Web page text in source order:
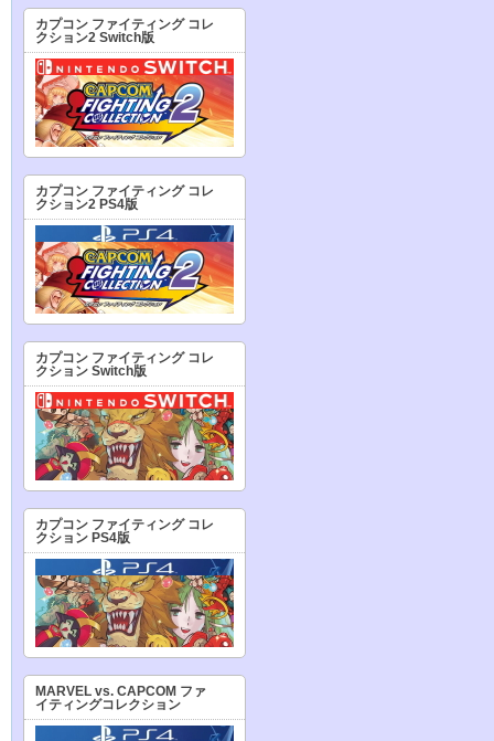
カプコン ファイティング コレ
クション2 Switch版
カプコン ファイティング コレ
クション2 PS4版
カプコン ファイティング コレ
クション Switch版
カプコン ファイティング コレ
クション PS4版
MARVEL vs. CAPCOM ファ
イティングコレクション